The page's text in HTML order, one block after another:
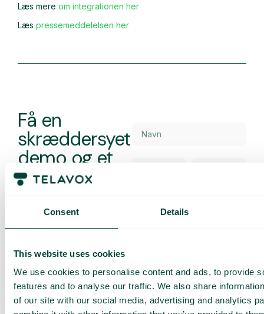
Consent Details
This website uses cookies
We use cookies to personalise content and ads, to provide
features and to analyse our traffic. We also share
of our site with our social media, advertising and analytics
Læs mere om integrationen her
Læs pressemeddelelsen her
Få en
skræddersyet
demo og et
tilbud
Tilbud tilpasset din
virksomhed
for dig og dit team
Baseret på 430 anmeldelser